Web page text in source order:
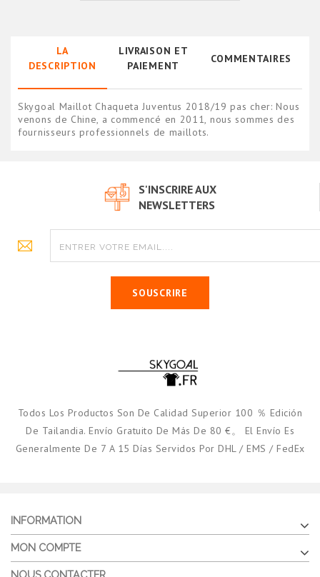
LA
DESCRIPTION
LIVRAISON ET
PAIEMENT
COMMENTAIRES
Skygoal Maillot Chaqueta Juventus 2018/19 pas cher: Nous
venons de Chine, a commencé en 2011, nous sommes des
fournisseurs professionnels de maillots.
S'INSCRIRE AUX
NEWSLETTERS
SOUSCRIRE
Todos Los Productos Son De Calidad Superior 100 ％ Edición
De Tailandia. Envío Gratuito De Más De 80 €。 El Envío Es
Generalmente De 7 A 15 Días Servidos Por DHL / EMS / FedEx
INFORMATION
MON COMPTE
NOUS CONTACTER